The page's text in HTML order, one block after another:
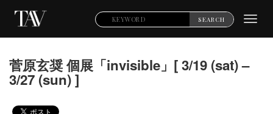
SEARCH
菅原玄奨 個展「invisible」[ 3/19 (sat) –
3/27 (sun) ]